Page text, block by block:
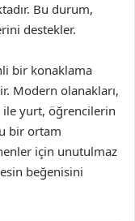
Bu durum,
destekler.
bir konaklama
Modern olanakları,
yurt, öğrencilerin
bir ortam
için unutulmaz
beğenisini